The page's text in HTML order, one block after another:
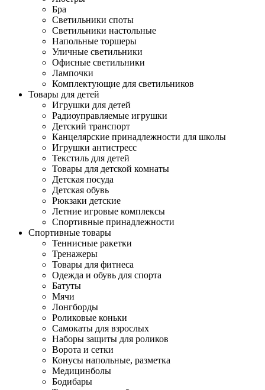
Бра
Светильники споты
Светильники настольные
Напольные торшеры
Уличные светильники
Офисные светильники
Лампочки
Комплектующие для светильников
Товары для детей
Игрушки для детей
Радиоуправляемые игрушки
Детский транспорт
Канцелярские принадлежности для школы
Игрушки антистресс
Текстиль для детей
Товары для детской комнаты
Детская посуда
Детская обувь
Рюкзаки детские
Летние игровые комплексы
Спортивные принадлежности
Спортивные товары
Теннисные ракетки
Тренажеры
Товары для фитнеса
Одежда и обувь для спорта
Батуты
Мячи
Лонгборды
Роликовые коньки
Самокаты для взрослых
Наборы защиты для роликов
Ворота и сетки
Конусы напольные, разметка
Медицинболы
Бодибары